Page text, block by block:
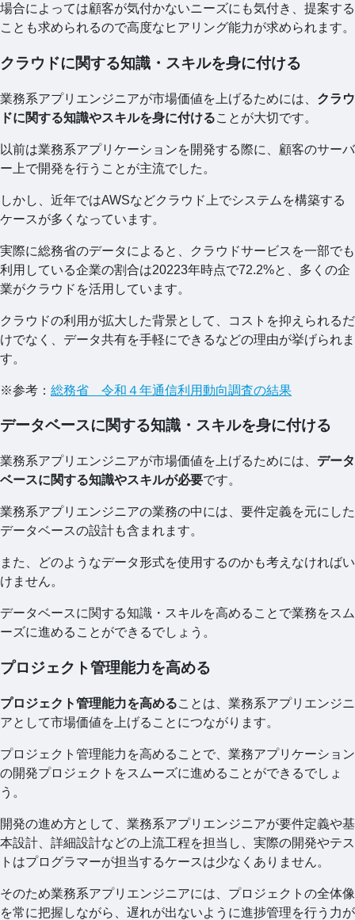
場合によっては顧客が気付かないニーズにも気付き、提案する
ことも求められるので高度なヒアリング能力が求められます。
クラウドに関する知識・スキルを身に付ける
業務系アプリエンジニアが市場価値を上げるためには、 クラウ
ドに関する知識やスキルを身に付けることが大切です。
以前は業務系アプリケーションを開発する際に、顧客のサーバ
ー上で開発を行うことが主流でした。
しかし、近年ではAWSなどクラウド上でシステムを構築する
ケースが多くなっています。
実際に総務省のデータによると、クラウドサービスを一部でも
利用している企業の割合は20223年時点で72.2%と、多くの企
業がクラウドを活用しています。
クラウドの利用が拡大した背景として、コストを抑えられるだ
けでなく、データ共有を手軽にできるなどの理由が挙げられま
す。
※参考： 総務省 令和４年通信利用動向調査の結果
データベースに関する知識・スキルを身に付ける
業務系アプリエンジニアが市場価値を上げるためには、 データ
ベースに関する知識やスキルが必要です。
業務系アプリエンジニアの業務の中には、要件定義を元にした
データベースの設計も含まれます。
また、どのようなデータ形式を使用するのかも考えなければい
けません。
データベースに関する知識・スキルを高めることで業務をスム
ーズに進めることができるでしょう。
プロジェクト管理能力を高める
プロジェクト管理能力を高めることは、業務系アプリエンジニ
アとして市場価値を上げることにつながります。
プロジェクト管理能力を高めることで、業務アプリケーション
の開発プロジェクトをスムーズに進めることができるでしょ
う。
開発の進め方として、業務系アプリエンジニアが要件定義や基
本設計、詳細設計などの上流工程を担当し、実際の開発やテス
トはプログラマーが担当するケースは少なくありません。
そのため業務系アプリエンジニアには、プロジェクトの全体像
を常に把握しながら、遅れが出ないように進捗管理を行う力が